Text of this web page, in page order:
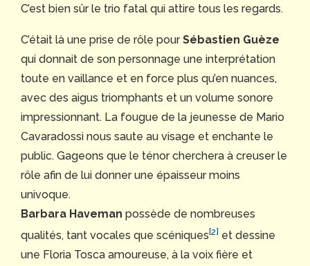
C’est bien sûr le trio fatal qui attire tous les regards.
C’était là une prise de rôle pourSébastien Guèze
qui donnait de son personnage une interprétation
toute en vaillance et en force plus qu’en nuances,
avec des aigus triomphants et un volume sonore
impressionnant. La fougue de la jeunesse de Mario
Cavaradossi nous saute au visage et enchante le
public. Gageons que le ténor cherchera à creuser le
rôle afin de lui donner une épaisseur moins
univoque.
Barbara Haveman possède de nombreuses
qualités, tant vocales que scéniques[2] et dessine
une Floria Tosca amoureuse, à la voix fière et